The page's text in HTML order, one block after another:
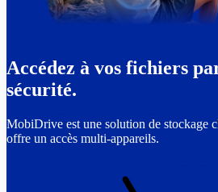
Accédez à vos fichiers
sécurité.
MobiDrive est une solution de stockage
offre un accès multi-appareils.